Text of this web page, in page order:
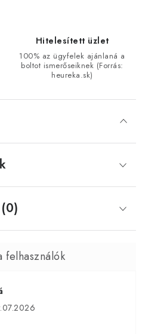
Hitelesített üzlet
100% az ügyfelek ajánlaná a
boltot ismerőseiknek (Forrás:
heureka.sk)